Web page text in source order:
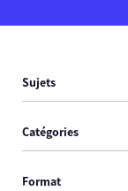
Sujets
Catégories
Format